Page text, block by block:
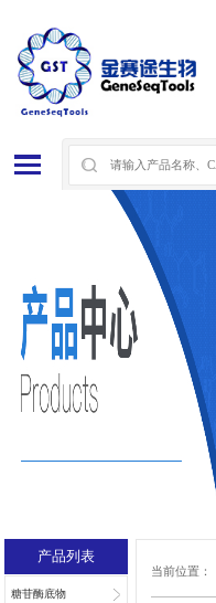
产品列表
糖苷酶底物
当前位置：